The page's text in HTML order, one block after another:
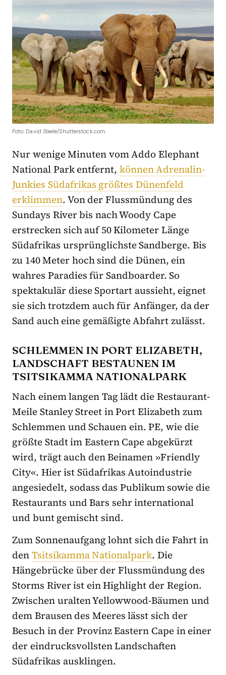
Foto: David Steele/Shutterstock.com
Nur wenige Minuten vom Addo Elephant
National Park entfernt, können Adrenalin-
Junkies Südafrikas größtes Dünenfeld
erklimmen. Von der Flussmündung des
Sundays River bis nach Woody Cape
erstrecken sich auf 50 Kilometer Länge
Südafrikas ursprünglichste Sandberge. Bis
zu 140 Meter hoch sind die Dünen, ein
wahres Paradies für Sandboarder. So
spektakulär diese Sportart aussieht, eignet
sie sich trotzdem auch für Anfänger, da der
Sand auch eine gemäßigte Abfahrt zulässt.
SCHLEMMEN IN PORT ELIZABETH,
LANDSCHAFT BESTAUNEN IM
TSITSIKAMMA NATIONALPARK
Nach einem langen Tag lädt die Restaurant-
Meile Stanley Street in Port Elizabeth zum
Schlemmen und Schauen ein. PE, wie die
größte Stadt im Eastern Cape abgekürzt
wird, trägt auch den Beinamen »Friendly
City«. Hier ist Südafrikas Autoindustrie
angesiedelt, sodass das Publikum sowie die
Restaurants und Bars sehr international
und bunt gemischt sind.
Zum Sonnenaufgang lohnt sich die Fahrt in
denTsitsikamma Nationalpark. Die
Hängebrücke über der Flussmündung des
Storms River ist ein Highlight der Region.
Zwischen uralten Yellowwood-Bäumen und
dem Brausen des Meeres lässt sich der
Besuch in der Provinz Eastern Cape in einer
der eindrucksvollsten Landschaften
Südafrikas ausklingen.